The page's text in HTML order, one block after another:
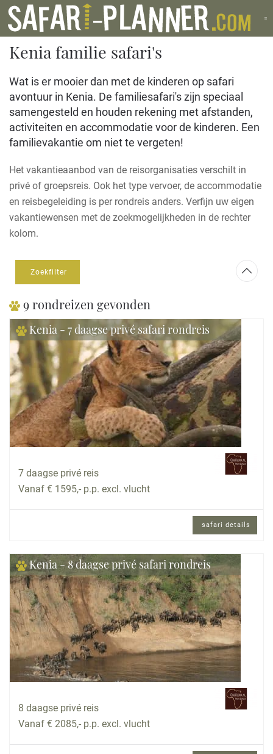
Kenia familie safari's
Wat is er mooier dan met de kinderen op safari
avontuur in Kenia. De familiesafari's zijn speciaal
samengesteld en houden rekening met afstanden,
activiteiten en accommodatie voor de kinderen. Een
familievakantie om niet te vergeten!
Het vakantieaanbod van de reisorganisaties verschilt in
privé of groepsreis. Ook het type vervoer, de accommodatie
en reisbegeleiding is per rondreis anders. Verfijn uw eigen
vakantiewensen met de zoekmogelijkheden in de rechter
kolom.
Zoekfilter
9 rondreizen gevonden
Kenia - 7 daagse privé safari rondreis
7 daagse privé reis
Vanaf € 1595,- p.p. excl. vlucht
safari details
Kenia - 8 daagse privé safari rondreis
8 daagse privé reis
Vanaf € 2085,- p.p. excl. vlucht